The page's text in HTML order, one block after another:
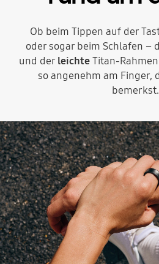
Ob beim Tippen auf der
oder sogar beim Schlafen –
und der leichteTitan-Rahmen
so angenehm am Finger,
bemerkst.